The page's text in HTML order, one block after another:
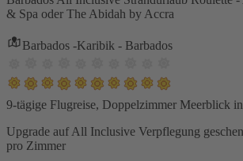
& Spa oder The Abidah by Accra
Barbados -Karibik - Barbados
9-tägige Flugreise, Doppelzimmer Meerblick
Upgrade auf All Inclusive Verpflegung
pro Zimmer